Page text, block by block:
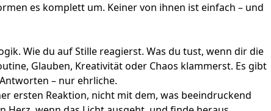
es komplett um. Keiner von ihnen ist einfach – und
Wie du auf Stille reagierst. Was du tust, wenn dir die
Glauben, Kreativität oder Chaos klammerst. Es gibt
– nur ehrliche.
ersten Reaktion, nicht mit dem, was beeindruckend